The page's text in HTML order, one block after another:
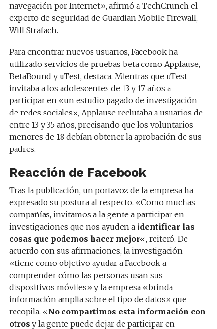
navegación por Internet», afirmó a TechCrunch el
experto de seguridad de Guardian Mobile Firewall,
Will Strafach.
Para encontrar nuevos usuarios, Facebook ha
utilizado servicios de pruebas beta como Applause,
BetaBound y uTest, destaca. Mientras que uTest
invitaba a los adolescentes de 13 y 17 años a
participar en «un estudio pagado de investigación
de redes sociales», Applause reclutaba a usuarios de
entre 13 y 35 años, precisando que los voluntarios
menores de 18 debían obtener la aprobación de sus
padres.
Reacción de Facebook
Tras la publicación, un portavoz de la empresa ha
expresado su postura al respecto. «Como muchas
compañías, invitamos a la gente a participar en
investigaciones que nos ayuden a identificar las
cosas que podemos hacer mejor«, reiteró. De
acuerdo con sus afirmaciones, la investigación
«tiene como objetivo ayudar a Facebook a
comprender cómo las personas usan sus
dispositivos móviles» y la empresa «brinda
información amplia sobre el tipo de datos» que
recopila. «No compartimos esta información con
otros y la gente puede dejar de participar en